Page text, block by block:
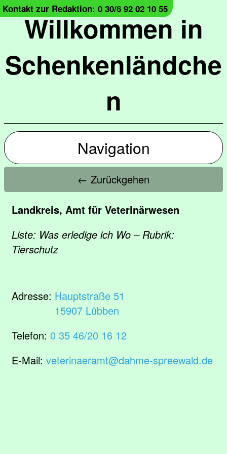
Willkommen in
Schenkenländche
n
Kontakt zur Redaktion: 0 30/6 92 02 10 55
Navigation
← Zurückgehen
Landkreis, Amt für Veterinärwesen
Liste: Was erledige ich Wo – Rubrik:
Tierschutz
Adresse: Hauptstraße 51
15907 Lübben
Telefon: 0 35 46/20 16 12
E-Mail: veterinaeramt@dahme-spreewald.de